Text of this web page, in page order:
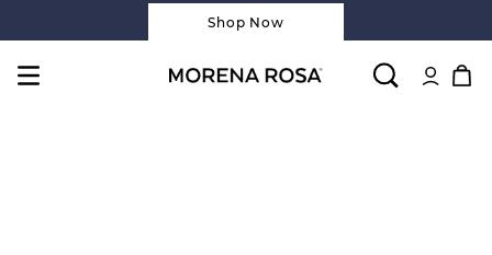
Shop Now